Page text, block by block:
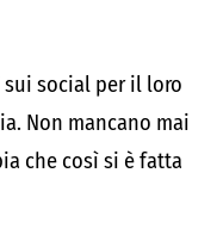
sui social per il loro
Non mancano mai
che così si è fatta